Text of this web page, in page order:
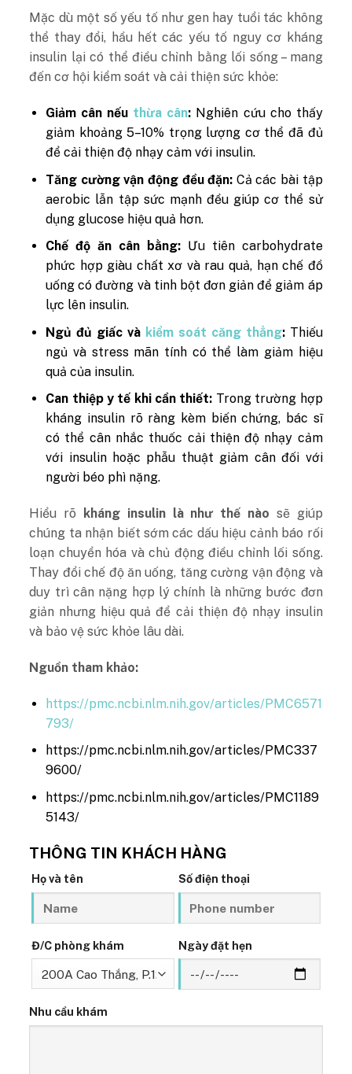
Mặc dù một số yếu tố như gen hay tuổi tác không
thể thay đổi, hầu hết các yếu tố nguy cơ kháng
insulin lại có thể điều chỉnh bằng lối sống – mang
đến cơ hội kiểm soát và cải thiện sức khỏe:
Giảm cân nếu thừa cân: Nghiên cứu cho thấy
giảm khoảng 5–10% trọng lượng cơ thể đã đủ
để cải thiện độ nhạy cảm với insulin.
Tăng cường vận động đều đặn: Cả các bài tập
aerobic lẫn tập sức mạnh đều giúp cơ thể sử
dụng glucose hiệu quả hơn.
Chế độ ăn cân bằng:Ưu tiên carbohydrate
phức hợp giàu chất xơ và rau quả, hạn chế đồ
uống có đường và tinh bột đơn giản để giảm áp
lực lên insulin.
Ngủ đủ giấc và kiểm soát căng thẳng:Thiếu
ngủ và stress mãn tính có thể làm giảm hiệu
quả của insulin.
Can thiệp y tế khi cần thiết: Trong trường hợp
kháng insulin rõ ràng kèm biến chứng, bác sĩ
có thể cân nhắc thuốc cải thiện độ nhạy cảm
với insulin hoặc phẫu thuật giảm cân đối với
người béo phì nặng.
Hiểu rõ kháng insulin là như thế nào sẽ giúp
chúng ta nhận biết sớm các dấu hiệu cảnh báo rối
loạn chuyển hóa và chủ động điều chỉnh lối sống.
Thay đổi chế độ ăn uống, tăng cường vận động và
duy trì cân nặng hợp lý chính là những bước đơn
giản nhưng hiệu quả để cải thiện độ nhạy insulin
và bảo vệ sức khỏe lâu dài.
Nguồn tham khảo:
https://pmc.ncbi.nlm.nih.gov/articles/PMC6571
793/
https://pmc.ncbi.nlm.nih.gov/articles/PMC337
9600/
https://pmc.ncbi.nlm.nih.gov/articles/PMC1189
5143/
THÔNG TIN KHÁCH HÀNG
Họ và tên Số điện thoại
Đ/C phòng khám Ngày đặt hẹn
Nhu cầu khám